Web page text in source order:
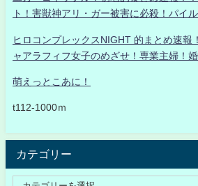
ト！害獣神アリ・ガー被害に必殺！パイ
ヒロコンプレックスNIGHT 的まとめ速報
ャアラフィフ女子のめざせ！専業主婦！
萌えっとこあに！
t112-1000ｍ
カテゴリー